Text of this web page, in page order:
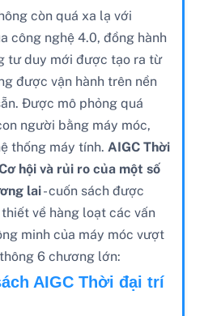
còn quá xa lạ với
công nghệ 4.0, đồng hành
tư duy mới được tạo ra từ
được vận hành trên nền
Được mô phỏng quá
người bằng máy móc,
thống máy tính. AIGC Thời
hội và rủi ro của một số
lai- cuốn sách được
về hàng loạt các vấn
minh của máy móc vượt
6 chương lớn:
AIGC Thời đại trí